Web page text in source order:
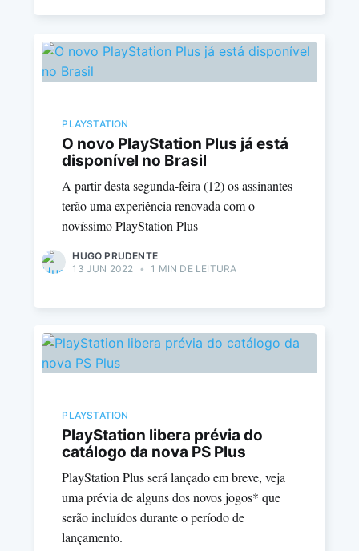
PLAYSTATION
O novo PlayStation Plus já está
disponível no Brasil
A partir desta segunda-feira (12) os assinantes
terão uma experiência renovada com o
novíssimo PlayStation Plus
HUGO PRUDENTE
13 JUN 2022
• 1 MIN DE LEITURA
PLAYSTATION
PlayStation libera prévia do
catálogo da nova PS Plus
PlayStation Plus será lançado em breve, veja
uma prévia de alguns dos novos jogos* que
serão incluídos durante o período de
lançamento.